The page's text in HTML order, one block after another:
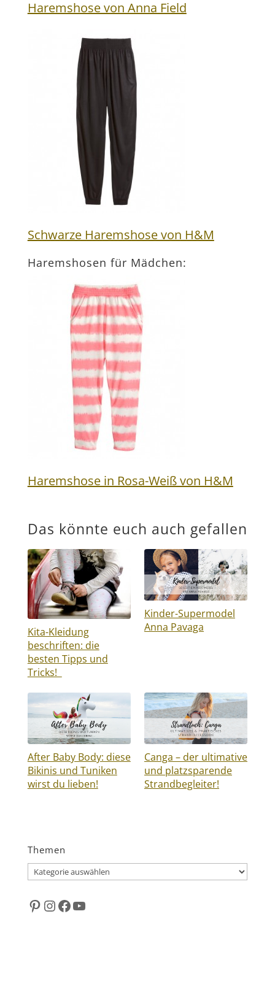
Haremshose von Anna Field
Schwarze Haremshose von H&M
Haremshosen für Mädchen:
Haremshose in Rosa-Weiß von H&M
Das könnte euch auch gefallen
Kita-Kleidung
beschriften: die
besten Tipps und
Tricks!
Kinder-Supermodel
Anna Pavaga
After Baby Body: diese
Bikinis und Tuniken
wirst du lieben!
Canga – der ultimative
und platzsparende
Strandbegleiter!
Themen
Themen
Pinterest
Instagram
Facebook
YouTube